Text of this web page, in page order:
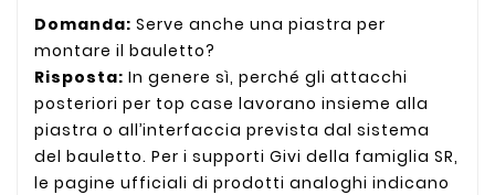
Domanda: Serve anche una piastra per
montare il bauletto?
Risposta: In genere sì, perché gli attacchi
posteriori per top case lavorano insieme alla
piastra o all’interfaccia prevista dal sistema
del bauletto. Per i supporti Givi della famiglia SR,
le pagine ufficiali di prodotti analoghi indicano